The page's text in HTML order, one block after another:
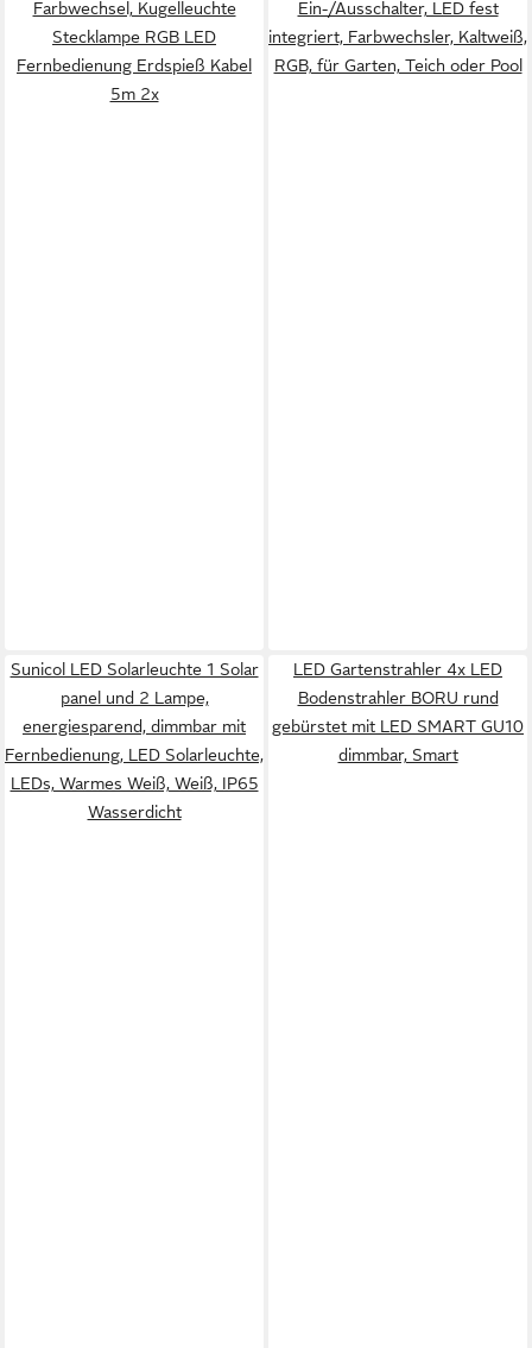
Farbwechsel, Kugelleuchte
Stecklampe RGB LED
Fernbedienung Erdspieß Kabel
5m 2x
Ein-/Ausschalter, LED fest
integriert, Farbwechsler, Kaltweiß,
RGB, für Garten, Teich oder Pool
Sunicol LED Solarleuchte 1 Solar
panel und 2 Lampe,
energiesparend, dimmbar mit
Fernbedienung, LED Solarleuchte,
LEDs, Warmes Weiß, Weiß, IP65
Wasserdicht
LED Gartenstrahler 4x LED
Bodenstrahler BORU rund
gebürstet mit LED SMART GU10
dimmbar, Smart